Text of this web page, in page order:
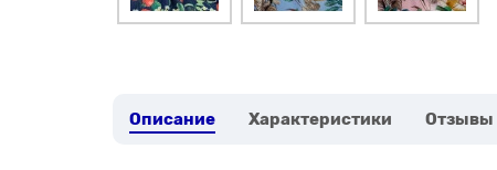
Описание Характеристики Отзывы